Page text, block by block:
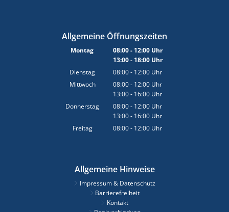
Allgemeine Öffnungszeiten
Montag 08:00- 12:00Uhr
Von 08:00 bis 12:00 Uhr
13:00- 18:00Uhr
Von 13:00 bis 18:00 Uhr
Dienstag 08:00- 12:00 Uhr
Von 08:00 bis 12:00 Uhr
Mittwoch 08:00- 12:00 Uhr
Von 08:00 bis 12:00 Uhr
13:00- 16:00 Uhr
Von 13:00 bis 16:00 Uhr
Donnerstag 08:00- 12:00 Uhr
Von 08:00 bis 12:00 Uhr
13:00- 16:00 Uhr
Von 13:00 bis 16:00 Uhr
Freitag 08:00- 12:00 Uhr
Allgemeine Hinweise
Impressum & Datenschutz
Barrierefreiheit
Kontakt